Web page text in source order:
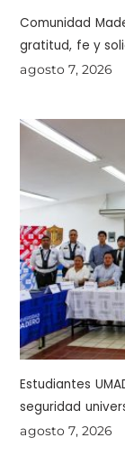
Comunidad
gratitud, fe y
agosto 7, 2026
Estudiantes
seguridad
agosto 7, 2026